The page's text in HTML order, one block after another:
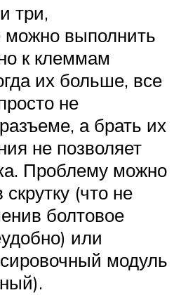
три,
можно выполнить
к клеммам
их больше, все
не
а брать их
не позволяет
Проблему можно
(что не
болтовое
или
модуль